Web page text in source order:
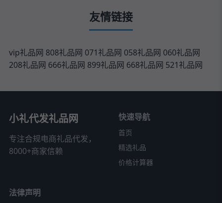
友情链接
vip礼品网 808礼品网 071礼品网 058礼品网 060礼品网
208礼品网 666礼品网 899礼品网 668礼品网 521礼品网
小礼代发礼品网
专注合规电商礼品代发，
8000+商家信赖
快速导航
首页
精选礼品
价格计算器
法律声明